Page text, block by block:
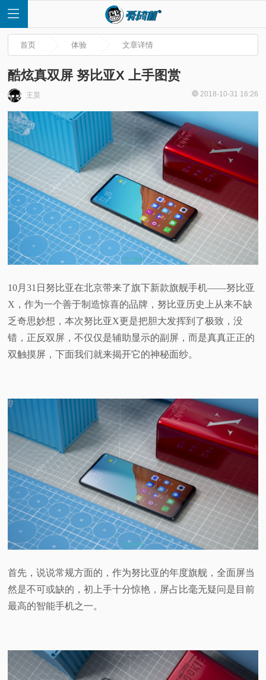
页
快
讯
测
视
频
科
体
验
专
题
首页 体验 文章详情
酷炫真双屏 努比亚X 上手图赏
王昊 2018-10-31 16:26
10月31日努比亚在北京带来了旗下新款旗舰手机——努比亚
X，作为一个善于制造惊喜的品牌，努比亚历史上从来不缺
乏奇思妙想，本次努比亚X更是把胆大发挥到了极致，没
错，正反双屏，不仅仅是辅助显示的副屏，而是真真正正的
双触摸屏，下面我们就来揭开它的神秘面纱。
首先，说说常规方面的，作为努比亚的年度旗舰，全面屏当
然是不可或缺的，初上手十分惊艳，屏占比毫无疑问是目前
最高的智能手机之一。